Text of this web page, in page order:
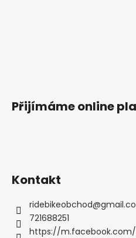
Přijímáme online
Kontakt
ridebikeobchod@
721688251
https://m.facebook.com/